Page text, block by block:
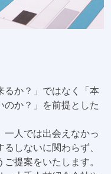
るか？」ではなく「本
のか？」を前提とした
一人では出会えなかっ
しないに関わらず、
提案をいたします。